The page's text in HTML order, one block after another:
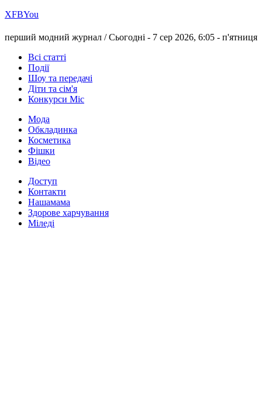
ХFBYou
перший модний журнал /Сьогодні - 7 сер 2026, 6:05 - п'ятниця
Всі статті
Події
Шоу та передачі
Діти та сім'я
Конкурси Міс
Мода
Обкладинка
Косметика
Фішки
Відео
Доступ
Контакти
Нашамама
Здорове харчування
Міледі